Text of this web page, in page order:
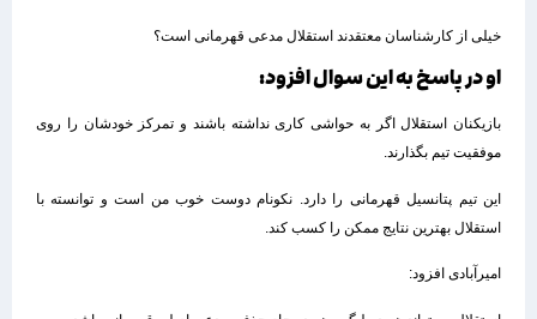
خیلی از کارشناسان معتقدند استقلال مدعی قهرمانی است؟
او در پاسخ به این سوال افزود:
بازیکنان استقلال اگر به حواشی کاری نداشته باشند و تمرکز خودشان را روی
موفقیت تیم بگذارند.
این تیم پتانسیل قهرمانی را دارد. نکونام دوست خوب من است و توانسته با
استقلال بهترین نتایج ممکن را کسب کند.
امیرآبادی افزود: